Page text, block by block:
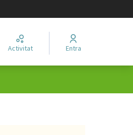
Activitat Entra